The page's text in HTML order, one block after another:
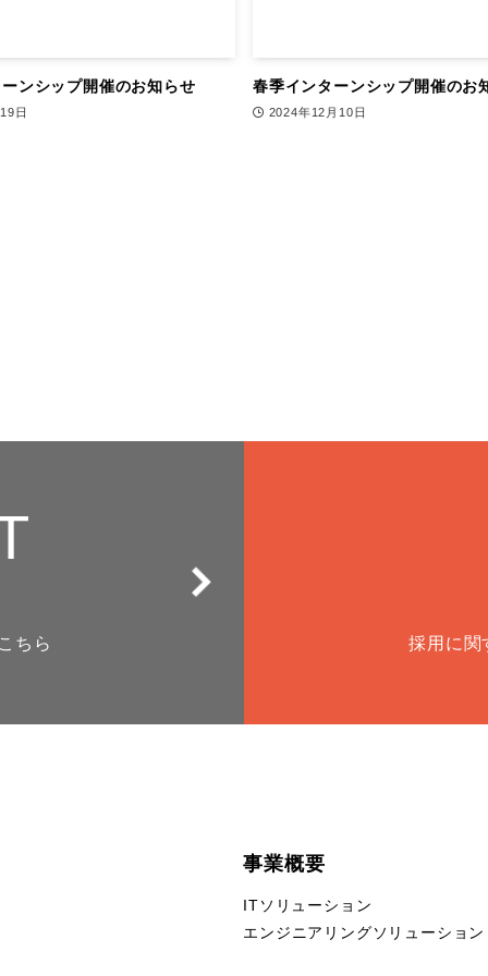
ンシップ開催のお知らせ
日
春季インターンシップ開催のお
2024年12月10日
ちら 採用に関
事業概要
ITソリューション
エンジニアリングソリューション